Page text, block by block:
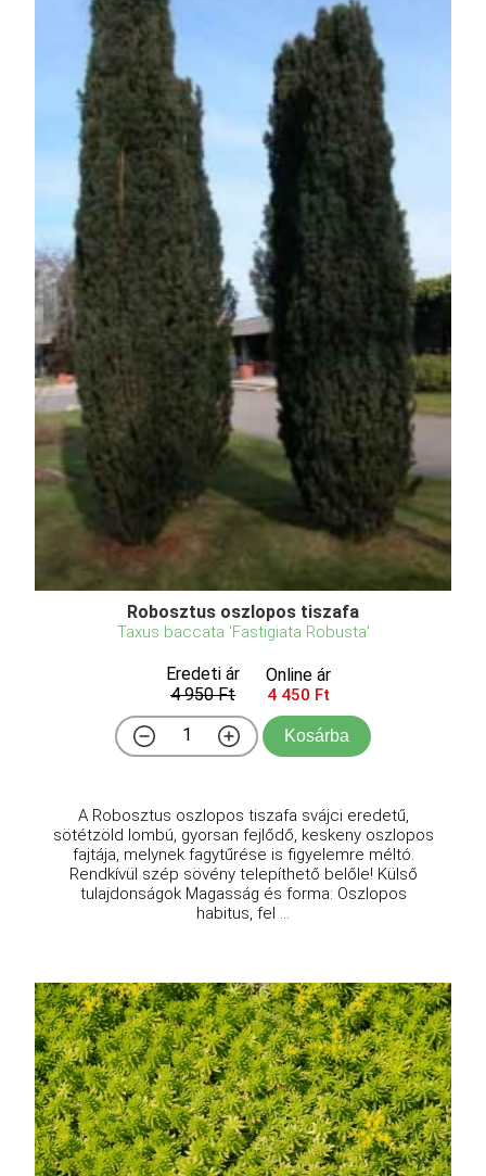
Robosztus oszlopos tiszafa
Taxus baccata 'Fastigiata Robusta'
Eredeti ár
4 950 Ft
Online ár
4 450 Ft
Kosárba
A Robosztus oszlopos tiszafa svájci eredetű,
sötétzöld lombú, gyorsan fejlődő, keskeny oszlopos
fajtája, melynek fagytűrése is figyelemre méltó.
Rendkívül szép sövény telepíthető belőle! Külső
tulajdonságok Magasság és forma: Oszlopos
habitus, fel ...